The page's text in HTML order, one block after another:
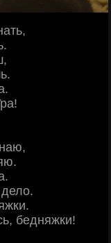
бедняжки!